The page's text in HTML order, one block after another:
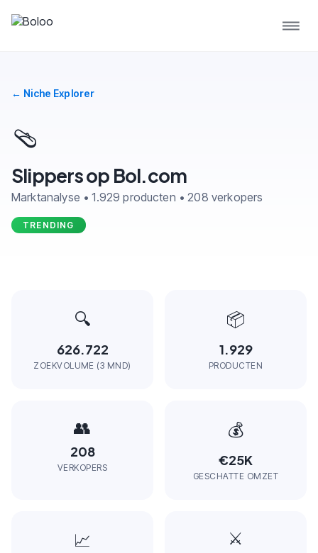
← Niche Explorer
🩴
Slippers op Bol.com
Marktanalyse • 1.929 producten • 208 verkopers
TRENDING
🔍
626.722
ZOEKVOLUME (3 MND)
📦
1.929
PRODUCTEN
👥
208
VERKOPERS
💰
€25K
GESCHATTE OMZET
📈 ⚔️